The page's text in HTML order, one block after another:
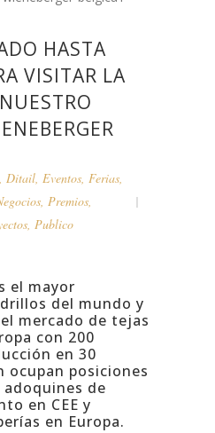
HASTA
VISITAR LA
, Ditail, Eventos, Ferias,
, Premios,
, Publico
el mayor
del mundo y
mercado de tejas
con 200
en 30
ocupan posiciones
de
en CEE y
en Europa.